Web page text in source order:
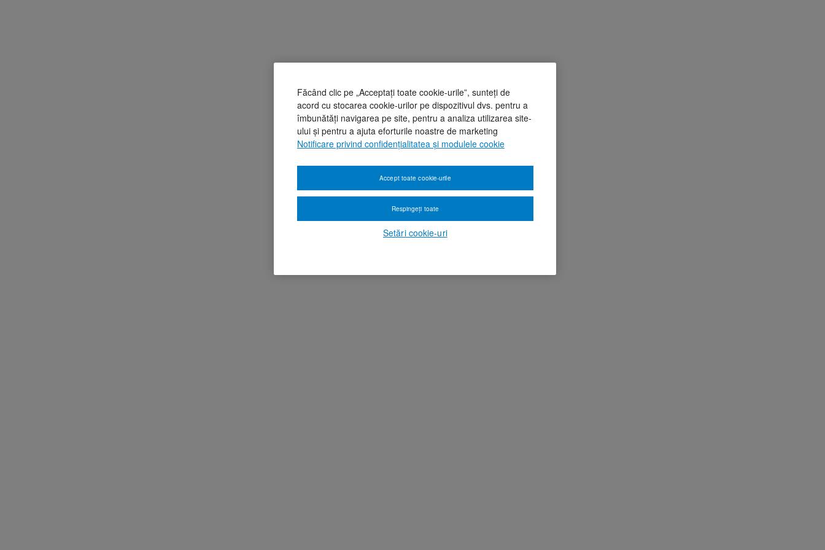
Făcând clic pe „Acceptați toate cookie-urile”, sunteți de
acord cu stocarea cookie-urilor pe dispozitivul dvs. pentru a
îmbunătăți navigarea pe site, pentru a analiza utilizarea site-
ului și pentru a ajuta eforturile noastre de marketing
Notificare privind confidențialitatea și modulele cookie
Setări cookie-uri
Respingeți toate
Accept toate cookie-urile